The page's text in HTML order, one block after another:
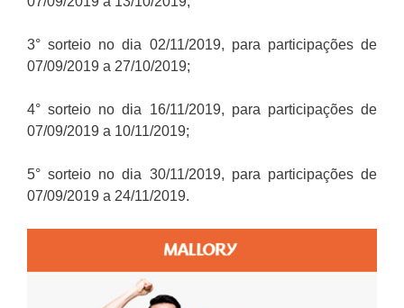
3° sorteio no dia 02/11/2019, para participações de
07/09/2019 a 27/10/2019;
4° sorteio no dia 16/11/2019, para participações de
07/09/2019 a 10/11/2019;
5° sorteio no dia 30/11/2019, para participações de
07/09/2019 a 24/11/2019.